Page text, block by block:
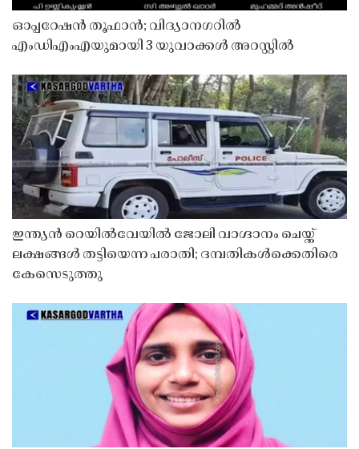
ഓപ്പറേഷൻ തൂഫാൻ; വിദ്യാനഗറിൽ
എംഡിഎംഎയുമായി 3 യുവാക്കൾ അറസ്റ്റിൽ
ഇന്ത്യൻ റെയിൽവേയിൽ ജോലി വാഗ്ദാനം ചെയ്ത്
ലക്ഷങ്ങൾ തട്ടിയെന്ന പരാതി; ദമ്പതികൾക്കെതിരെ
കേസെടുത്തു